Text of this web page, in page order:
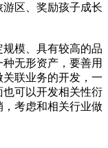
区、奖励孩子成长
模、具有较高的品
无形资产，要善用
联业务的开发，一
可以开发相关性衍
考虑和相关行业做